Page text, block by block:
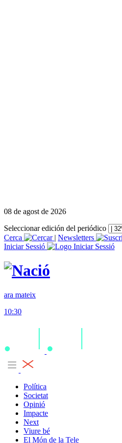
08 de agost de 2026
Seleccionar edición del periódico
Cerca
| Newsletters
Iniciar Sessió
ara mateix
10:30
Política
Societat
Opinió
Impacte
Next
Viure bé
El Món de la Tele